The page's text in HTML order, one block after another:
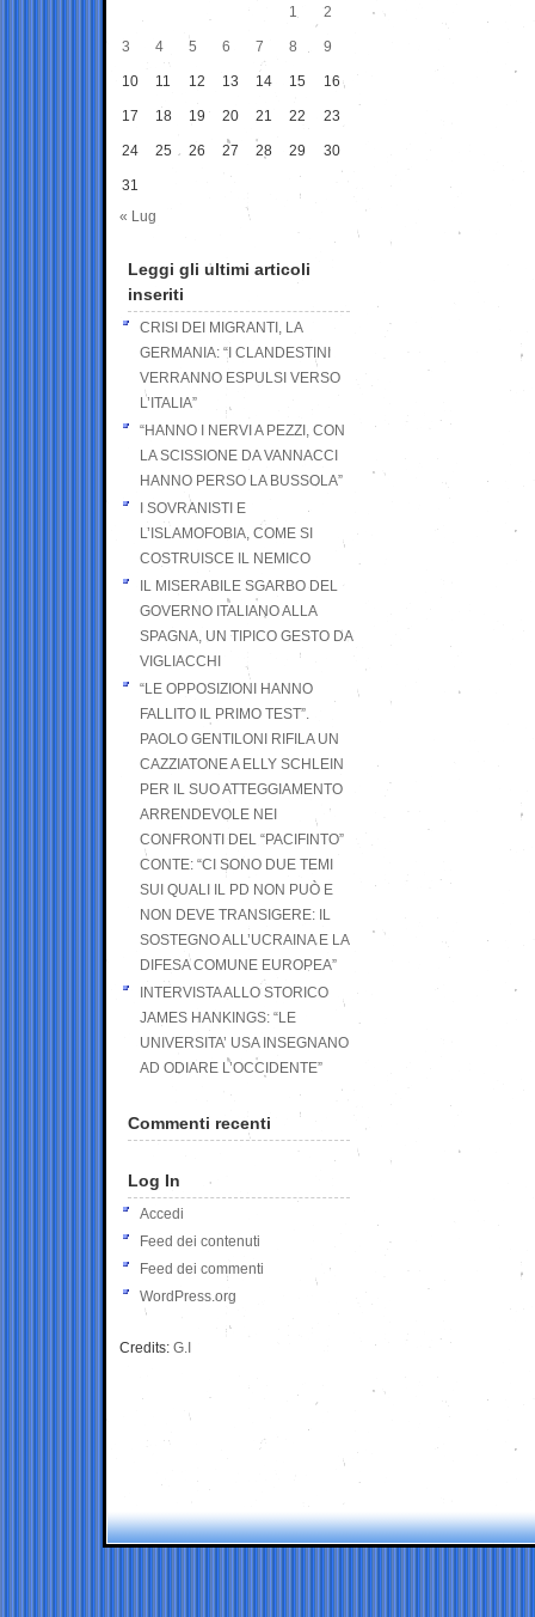
1
2
3 4 5 6 7 8 9
10 11 12 13 14 15 16
17 18 19 20 21 22 23
24 25 26 27 28 29 30
31
« Lug
Leggi gli ultimi articoli
inseriti
CRISI DEI MIGRANTI, LA
GERMANIA: “I CLANDESTINI
VERRANNO ESPULSI VERSO
L’ITALIA”
“HANNO I NERVI A PEZZI, CON
LA SCISSIONE DA VANNACCI
HANNO PERSO LA BUSSOLA”
I SOVRANISTI E
L’ISLAMOFOBIA, COME SI
COSTRUISCE IL NEMICO
IL MISERABILE SGARBO DEL
GOVERNO ITALIANO ALLA
SPAGNA, UN TIPICO GESTO DA
VIGLIACCHI
“LE OPPOSIZIONI HANNO
FALLITO IL PRIMO TEST”.
PAOLO GENTILONI RIFILA UN
CAZZIATONE A ELLY SCHLEIN
PER IL SUO ATTEGGIAMENTO
ARRENDEVOLE NEI
CONFRONTI DEL “PACIFINTO”
CONTE: “CI SONO DUE TEMI
SUI QUALI IL PD NON PUÒ E
NON DEVE TRANSIGERE: IL
SOSTEGNO ALL’UCRAINA E LA
DIFESA COMUNE EUROPEA”
INTERVISTA ALLO STORICO
JAMES HANKINGS: “LE
UNIVERSITA’ USA INSEGNANO
AD ODIARE L’OCCIDENTE”
Commenti recenti
Log In
Accedi
Feed dei contenuti
Feed dei commenti
WordPress.org
Credits: G.I